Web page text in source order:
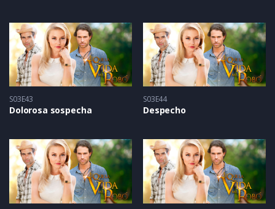
S03E43
Dolorosa sospecha
S03E44
Despecho